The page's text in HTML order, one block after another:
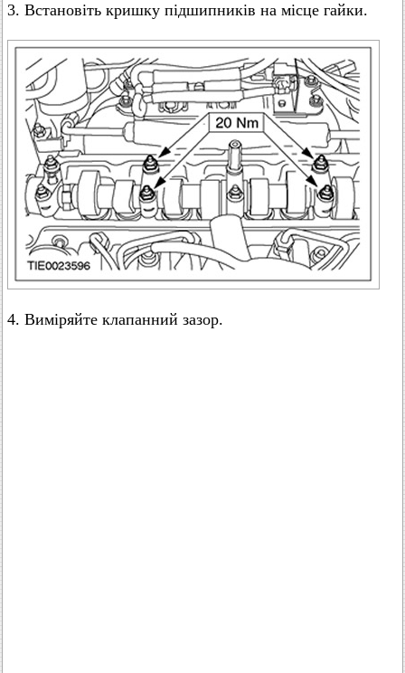
3. Встановіть кришку підшипників на місце гайки.
4. Виміряйте клапанний зазор.